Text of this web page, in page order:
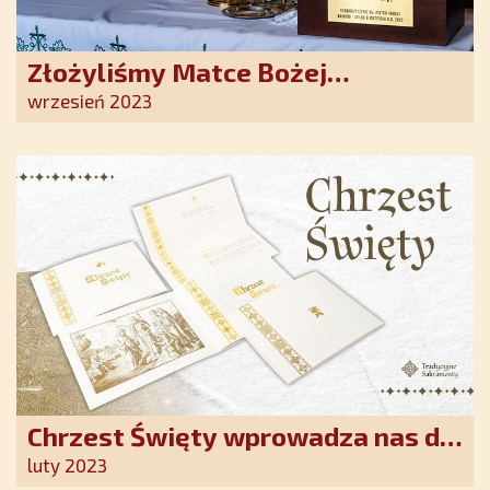
Złożyliśmy Matce Bożej
Ostrobramskiej pozłacane wotum
wrzesień 2023
Chrzest Święty wprowadza nas do
wspólnoty Kościoła. Nasz pakiet
luty 2023